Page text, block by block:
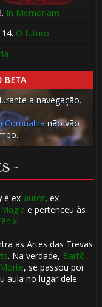
In Memoriam
14. O futuro
BETA
a navegação.
Cornualha não vão
~
é ex-auror, ex-
e pertenceu às
.
as Artes das Trevas
. Na verdade, Bartô
, se passou por
aula no lugar dele